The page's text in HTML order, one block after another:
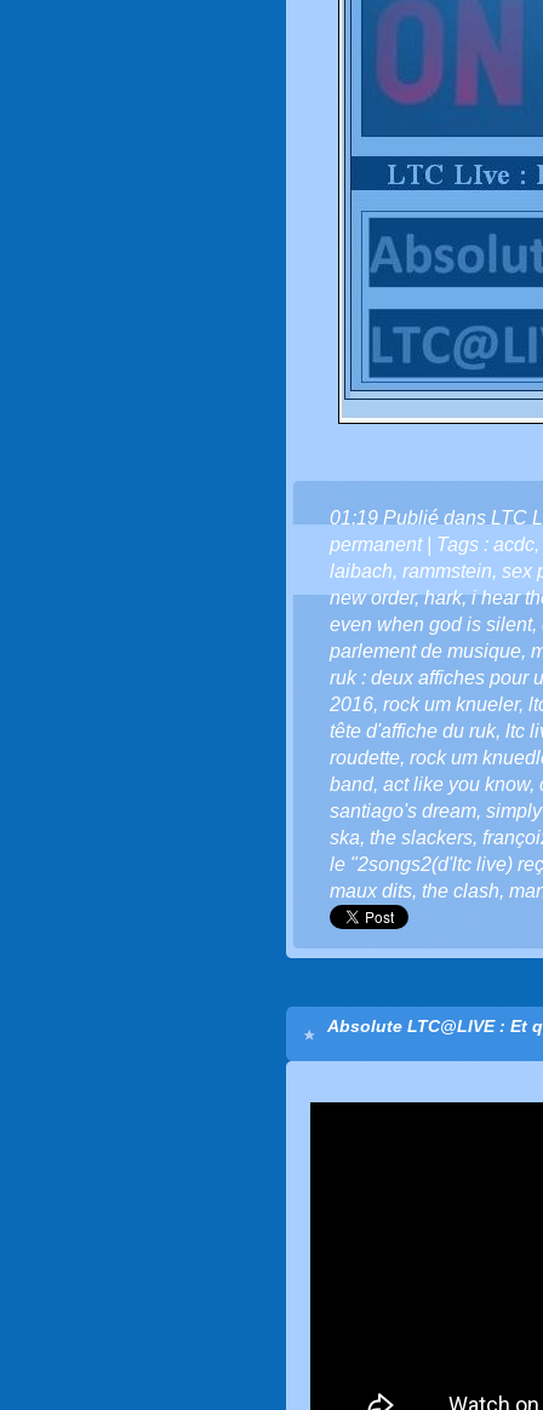
01:19 Publié dans LTC
permanent| Tags : acdc,
laibach, rammstein, sex
new order,hark,i hear
even when god is silent,
parlement de musique,
ruk : deux affiches pour
2016, rock um knueler,
tête d'affiche du ruk, ltc
roudette, rock um
band, act like you know,
santiago's dream,
ska, the slackers,
le "2songs2(d'ltc live)
maux dits, the clash,
Absolute LTC@LIVE : Et